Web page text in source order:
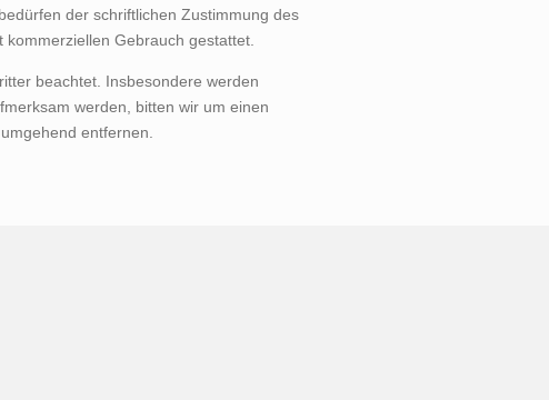
der schriftlichen Zustimmung des
Gebrauch gestattet.
beachtet. Insbesondere werden
werden, bitten wir um einen
entfernen.